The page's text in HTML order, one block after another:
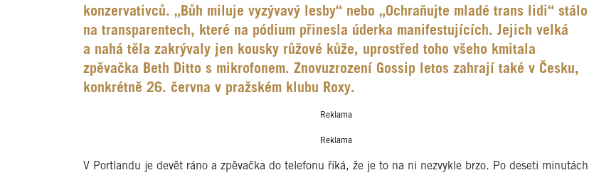
konzervativců. „Bůh miluje vyzývavý lesby“ nebo „Ochraňujte mladé trans lidi“ stálo
na transparentech, které na pódium přinesla úderka manifestujících. Jejich velká
a nahá těla zakrývaly jen kousky růžové kůže, uprostřed toho všeho kmitala
zpěvačka Beth Ditto s mikrofonem. Znovuzrození Gossip letos zahrají také v Česku,
konkrétně 26. června v pražském klubu Roxy.
Reklama
Reklama
V Portlandu je devět ráno a zpěvačka do telefonu říká, že je to na ni nezvykle brzo. Po deseti minutách